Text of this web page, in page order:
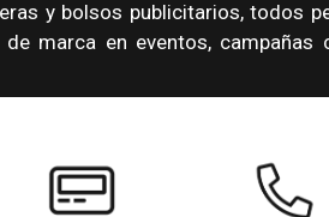
y bolsos publicitarios, todos
marca en eventos, campañas